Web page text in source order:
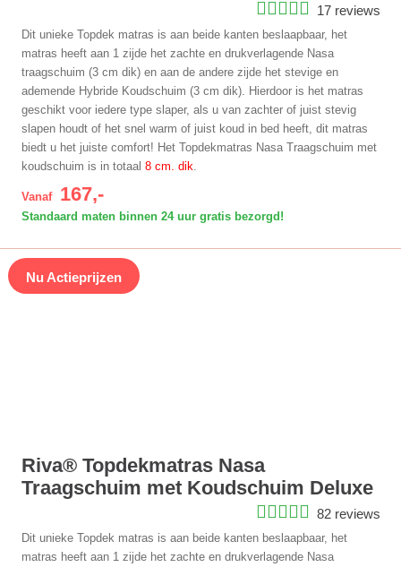
17 reviews
Dit unieke Topdek matras is aan beide kanten beslaapbaar, het
matras heeft aan 1 zijde het zachte en drukverlagende Nasa
traagschuim (3 cm dik) en aan de andere zijde het stevige en
ademende Hybride Koudschuim (3 cm dik). Hierdoor is het matras
geschikt voor iedere type slaper, als u van zachter of juist stevig
slapen houdt of het snel warm of juist koud in bed heeft, dit matras
biedt u het juiste comfort! Het Topdekmatras Nasa Traagschuim met
koudschuim is in totaal 8 cm. dik
Vanaf 167,-
Standaard maten binnen 24 uur gratis bezorgd!
Nu Actieprijzen
Riva® Topdekmatras Nasa
Traagschuim met Koudschuim Deluxe
82 reviews
Dit unieke Topdek matras is aan beide kanten beslaapbaar, het
matras heeft aan 1 zijde het zachte en drukverlagende Nasa